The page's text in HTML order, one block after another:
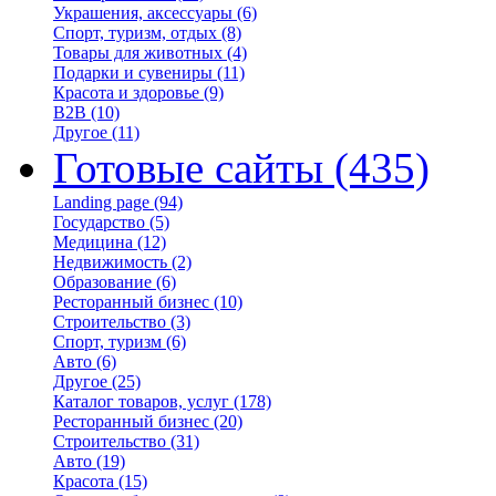
Украшения, аксессуары (6)
Спорт, туризм, отдых (8)
Товары для животных (4)
Подарки и сувениры (11)
Красота и здоровье (9)
B2B (10)
Другое (11)
Готовые сайты (435)
Landing page (94)
Государство (5)
Медицина (12)
Недвижимость (2)
Образование (6)
Ресторанный бизнес (10)
Строительство (3)
Спорт, туризм (6)
Авто (6)
Другое (25)
Каталог товаров, услуг (178)
Ресторанный бизнес (20)
Строительство (31)
Авто (19)
Красота (15)